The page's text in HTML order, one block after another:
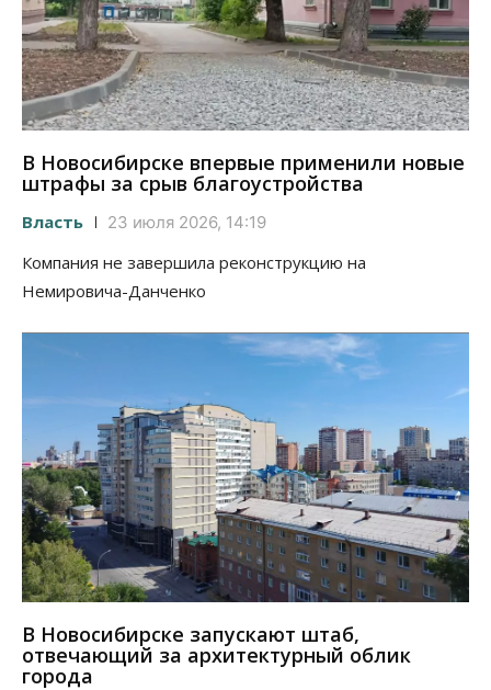
В Новосибирске впервые применили новые
штрафы за срыв благоустройства
Власть 23 июля 2026, 14:19
Компания не завершила реконструкцию на
Немировича-Данченко
В Новосибирске запускают штаб,
отвечающий за архитектурный облик
города